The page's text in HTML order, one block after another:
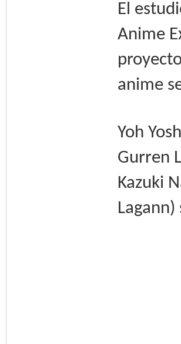
El
Anime
anime
Yoh
Gurren
Kazuki